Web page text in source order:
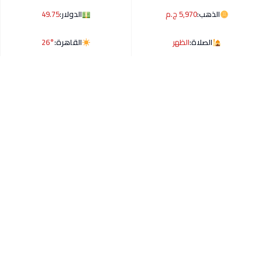
الذهب:5,970 ج.م الدولار:49.75
الصلاة:الظهر القاهرة:26°